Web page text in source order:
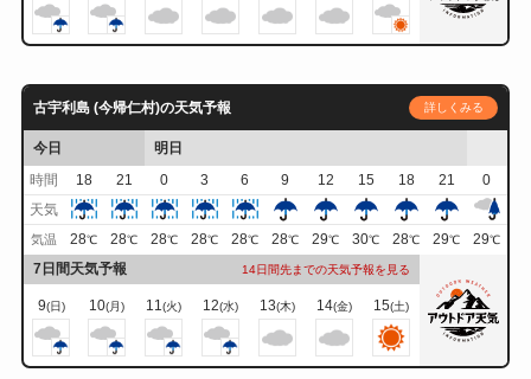
古宇利島 (今帰仁村)の天気予報 詳しくみる
今日
明日
時間
18 21 0 3 6 9 12 15 18 21
0
天気
気温 28℃ 28℃ 28℃ 28℃ 28℃ 28℃ 29℃ 30℃ 28℃ 29℃ 29℃
7日間天気予報 14日間先までの天気予報を見る
9(日) 10(月) 11(火) 12(水) 13(木) 14(金) 15(土)